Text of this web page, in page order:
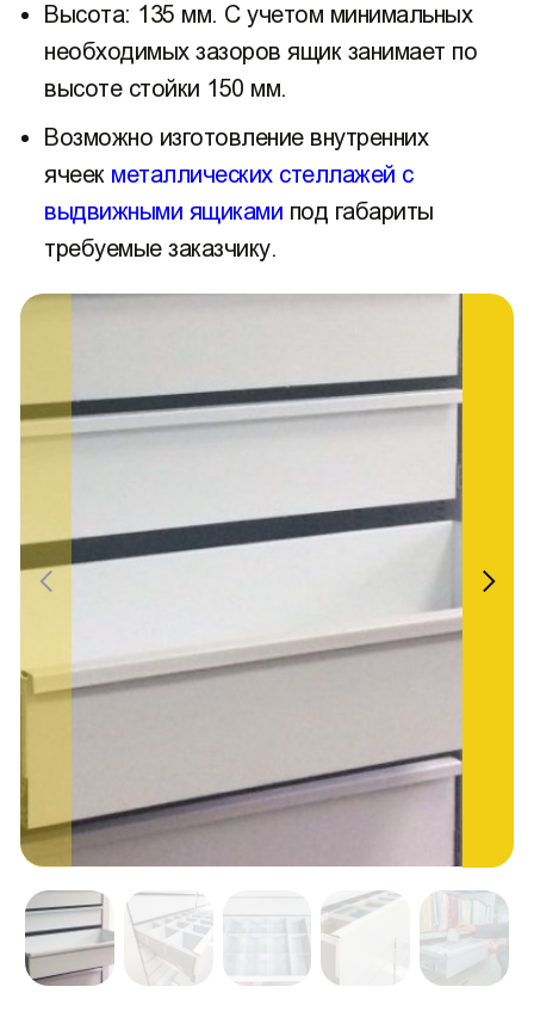
Высота: 135 мм. С учетом минимальных
необходимых зазоров ящик занимает по
высоте стойки 150 мм.
Возможно изготовление внутренних
ячеек металлических стеллажей с
выдвижными ящиками под габариты
требуемые заказчику.